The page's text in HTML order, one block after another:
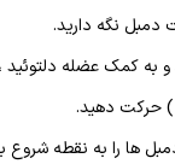
نگه دارید.
کمک عضله دلتوئید ،
دهید.
ها را به نقطه شروع